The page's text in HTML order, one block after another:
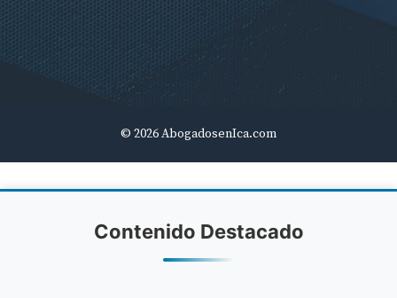
© 2026 AbogadosenIca.com
Contenido Destacado